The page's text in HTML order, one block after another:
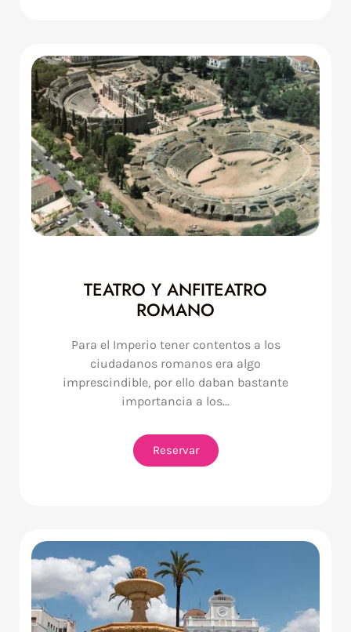
TEATRO Y ANFITEATRO
ROMANO
Para el Imperio tener contentos a los
ciudadanos romanos era algo
imprescindible, por ello daban bastante
importancia a los...
Reservar